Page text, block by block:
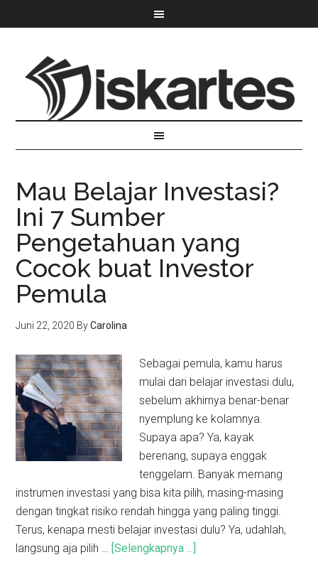
Mau Belajar Investasi?
Ini 7 Sumber
Pengetahuan yang
Cocok buat Investor
Pemula
Juni 22, 2020 ByCarolina
Sebagai pemula, kamu harus
mulai dari belajar investasi dulu,
sebelum akhirnya benar-benar
nyemplung ke kolamnya.
Supaya apa? Ya, kayak
berenang, supaya enggak
tenggelam. Banyak memang
instrumen investasi yang bisa kita pilih, masing-masing
dengan tingkat risiko rendah hingga yang paling tinggi.
Terus, kenapa mesti belajar investasi dulu? Ya, udahlah,
langsung aja pilih … [Selengkapnya ...]